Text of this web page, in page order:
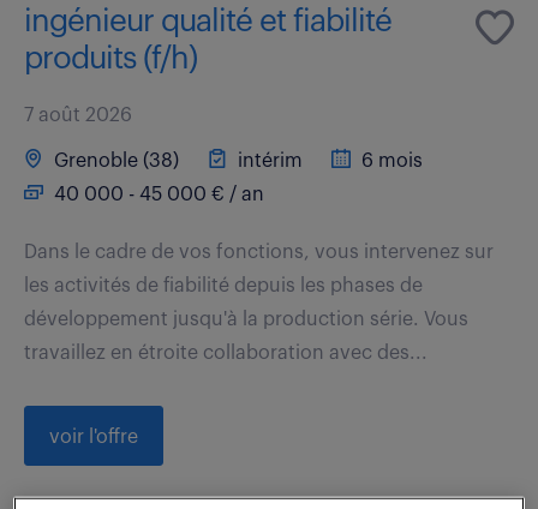
ingénieur qualité et fiabilité
produits (f/h)
7 août 2026
Grenoble (38) intérim
6 mois
40 000 - 45 000 € / an
Dans le cadre de vos fonctions, vous intervenez sur
les activités de fiabilité depuis les phases de
développement jusqu'à la production série. Vous
travaillez en étroite collaboration avec des...
voir l'offre